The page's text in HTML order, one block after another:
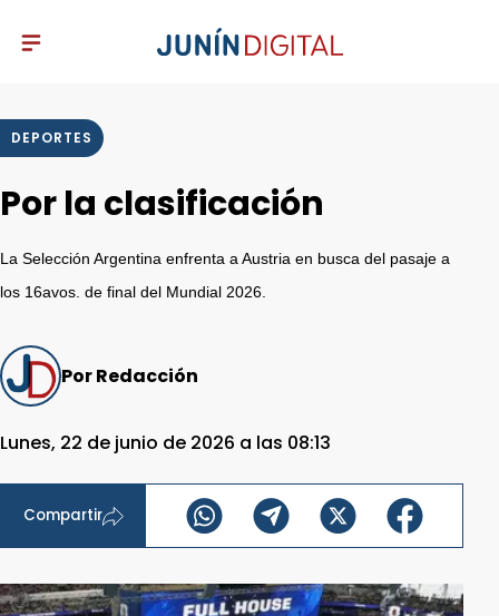
DEPORTES
Por la clasificación
La Selección Argentina enfrenta a Austria en busca del pasaje a
los 16avos. de final del Mundial 2026.
Por Redacción
Lunes, 22 de junio de 2026 a las 08:13
Compartir